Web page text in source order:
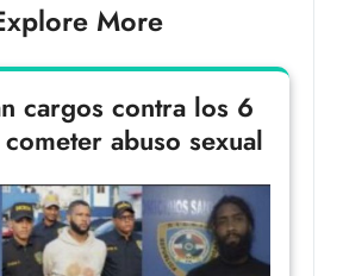
More
cargos contra los 6
abuso sexual